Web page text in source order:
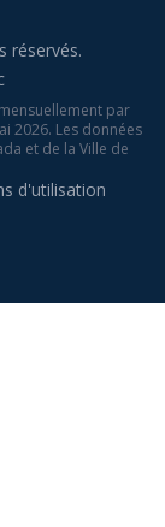
réservés.
par
2026. Les données
et de la Ville de
d'utilisation